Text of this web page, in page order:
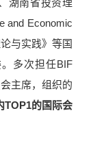
and Economic
与实践》等国
多次担任BIF
主席，组织的
TOP1的国际会